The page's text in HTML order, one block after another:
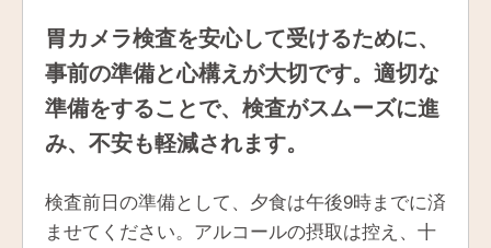
胃カメラ検査を安心して受けるために、
事前の準備と心構えが大切です。適切な
準備をすることで、検査がスムーズに進
み、不安も軽減されます。
検査前日の準備として、夕食は午後9時までに済
ませてください。アルコールの摂取は控え、十